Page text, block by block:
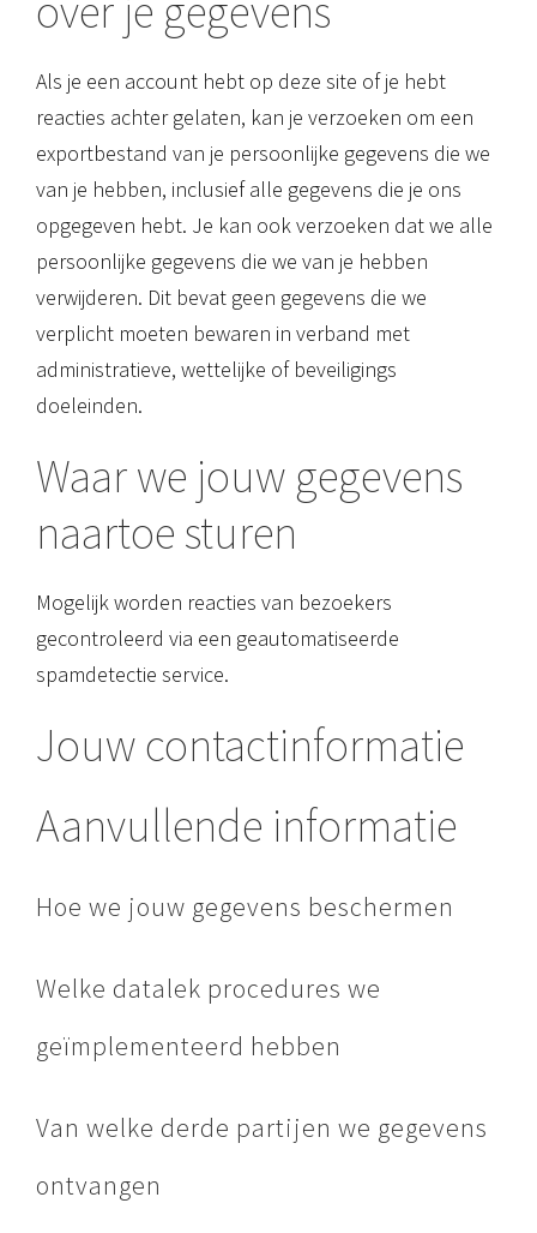
Als je een account hebt op deze site of je hebt
reacties achter gelaten, kan je verzoeken om een
exportbestand van je persoonlijke gegevens die we
van je hebben, inclusief alle gegevens die je ons
opgegeven hebt. Je kan ook verzoeken dat we alle
persoonlijke gegevens die we van je hebben
verwijderen. Dit bevat geen gegevens die we
verplicht moeten bewaren in verband met
administratieve, wettelijke of beveiligings
doeleinden.
Waar we jouw gegevens
naartoe sturen
Mogelijk worden reacties van bezoekers
gecontroleerd via een geautomatiseerde
spamdetectie service.
Jouw contactinformatie
Aanvullende informatie
Hoe we jouw gegevens beschermen
Welke datalek procedures we
geïmplementeerd hebben
Van welke derde partijen we gegevens
ontvangen